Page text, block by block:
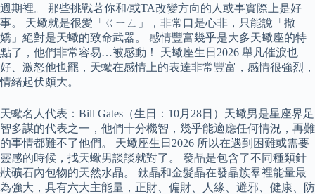
週期裡。 那些挑戰著你和/或TA改變方向的人或事實際上是好
事。 天蠍就是很愛「ㄍㄧㄥ」，非常口是心非，只能說「撒
嬌」絕對是天蠍的致命武器。 感情豐富幾乎是大多天蠍座的特
點了，他們非常容易…被感動！ 天蠍座生日2026 舉凡催淚也
好、激怒他也罷，天蠍在感情上的表達非常豐富，感情很強烈，
情緒起伏頗大。
天蠍名人代表：Bill Gates（生日：10月28日）天蠍男是星座界足
智多謀的代表之一，他們十分機智，幾乎能適應任何情況，再難
的事情都難不了他們。 天蠍座生日2026 所以在遇到困難或需要
靈感的時候，找天蠍男談談就對了。 發晶是包含了不同種類針
狀礦石內包物的天然水晶。 鈦晶和金髮晶在發晶族羣裡能量最
為強大，具有六大主能量，正財、偏財、人緣、避邪、健康、防